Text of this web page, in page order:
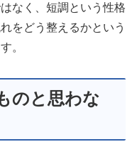
なく、短調という性格
をどう整えるかという
。
のと思わな